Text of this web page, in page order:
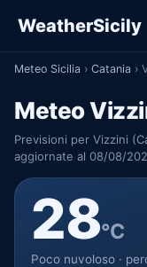
WeatherSicily
Meteo Sicilia › Catania ›
Meteo
Previsioni per Vizzini
aggiornate al 08/08/
28°C
Poco nuvoloso ·